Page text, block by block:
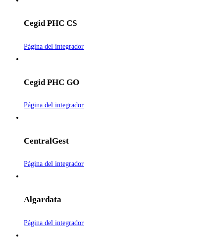
Cegid PHC CS
Página del integrador
Cegid PHC GO
Página del integrador
CentralGest
Página del integrador
Algardata
Página del integrador